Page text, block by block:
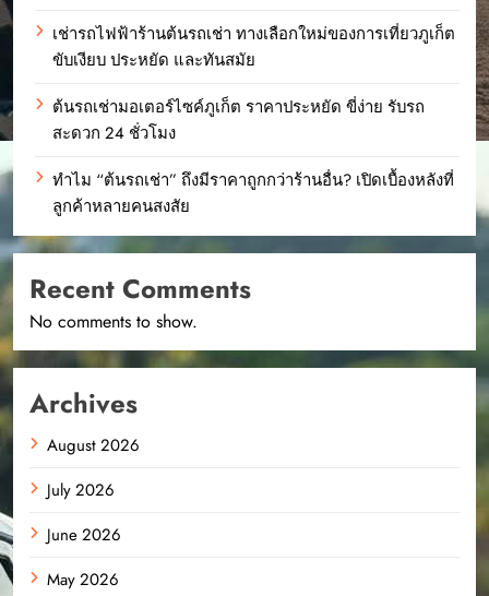
เช่ารถไฟฟ้าร้านต้นรถเช่า ทางเลือกใหม่ของการเที่ยวภูเก็ต
ขับเงียบ ประหยัด และทันสมัย
ต้นรถเช่ามอเตอร์ไซค์ภูเก็ต ราคาประหยัด ขี่ง่าย รับรถ
สะดวก 24 ชั่วโมง
ทำไม “ต้นรถเช่า” ถึงมีราคาถูกกว่าร้านอื่น? เปิดเบื้องหลังที่
ลูกค้าหลายคนสงสัย
Recent Comments
No comments to show.
Archives
August 2026
July 2026
June 2026
May 2026